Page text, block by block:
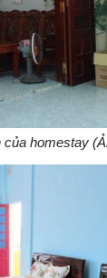
của homestay